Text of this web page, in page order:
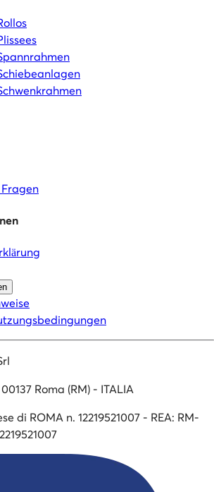
Roma (RM) - ITALIA
di ROMA n. 12219521007 - REA: RM-